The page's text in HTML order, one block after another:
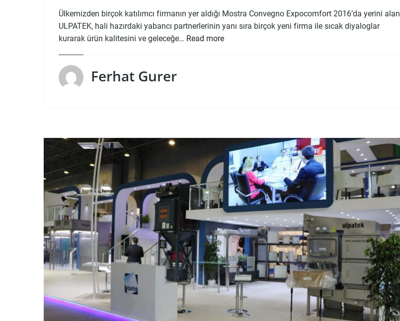
Ülkemizden birçok katılımcı firmanın yer aldığı Mostra Convegno Expocomfort 2016’da yerini alan
ULPATEK, hali hazırdaki yabancı partnerlerinin yanı sıra birçok yeni firma ile sıcak diyaloglar
kurarak ürün kalitesini ve geleceğe… Read more
Ferhat Gurer